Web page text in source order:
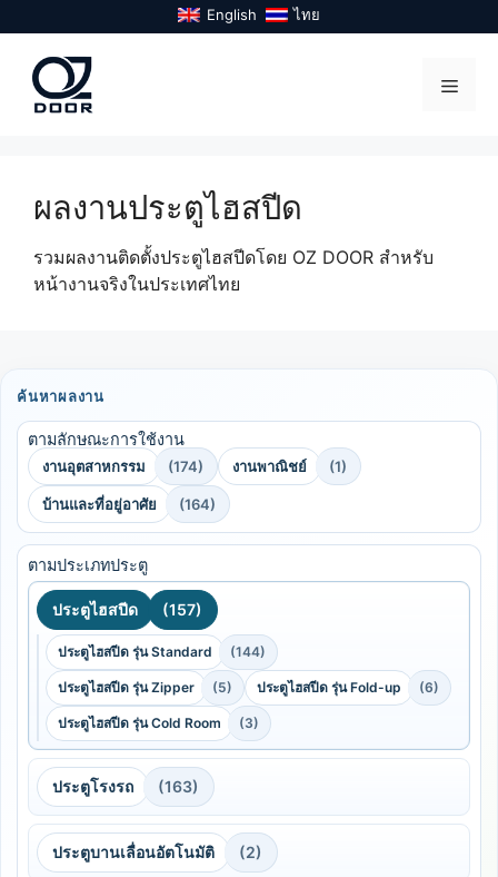
to
content
English ไทย
ผลงานประตูไฮสปีด
รวมผลงานติดตั้งประตูไฮสปีดโดย OZ DOOR สำหรับ
หน้างานจริงในประเทศไทย
ค้นหาผลงาน
ตามลักษณะการใช้งาน
งานอุตสาหกรรม (174) งานพาณิชย์ (1)
บ้านและที่อยู่อาศัย (164)
ตามประเภทประตู
ประตูไฮสปีด (157)
ประตูไฮสปีด รุ่น Standard (144)
ประตูไฮสปีด รุ่น Zipper (5) ประตูไฮสปีด รุ่น Fold-up (6)
ประตูไฮสปีด รุ่น Cold Room (3)
ประตูโรงรถ (163)
ประตูบานเลื่อนอัตโนมัติ (2)